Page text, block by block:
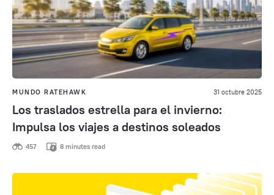
MUNDO RATEHAWK 31 octubre 2025
Los traslados estrella para el invierno:
Impulsa los viajes a destinos soleados
457 8 minutes read